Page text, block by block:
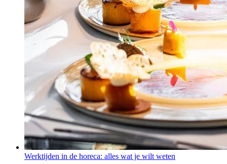
Werktijden in de horeca: alles wat je wilt weten